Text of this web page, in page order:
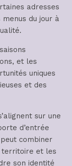
adresses
du jour à
et les
uniques
et des
sur une
d’entrée
combiner
territoire et les
son identité